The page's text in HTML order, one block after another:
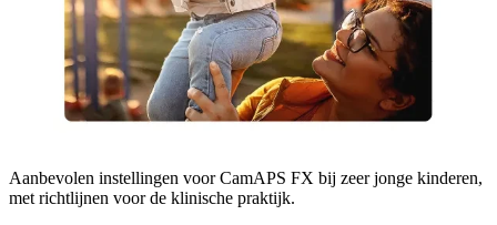
Aanbevolen instellingen voor CamAPS FX bij zeer jonge kinderen,
met richtlijnen voor de klinische praktijk.